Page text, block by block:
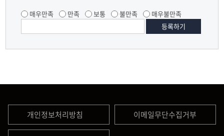
매우만족 만족 보통 불만족 매우불만족
개인정보처리방침 이메일무단수집거부